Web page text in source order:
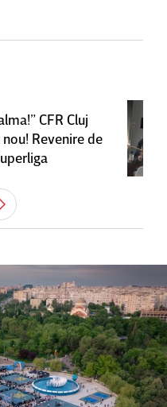
CFR Cluj
Revenire de